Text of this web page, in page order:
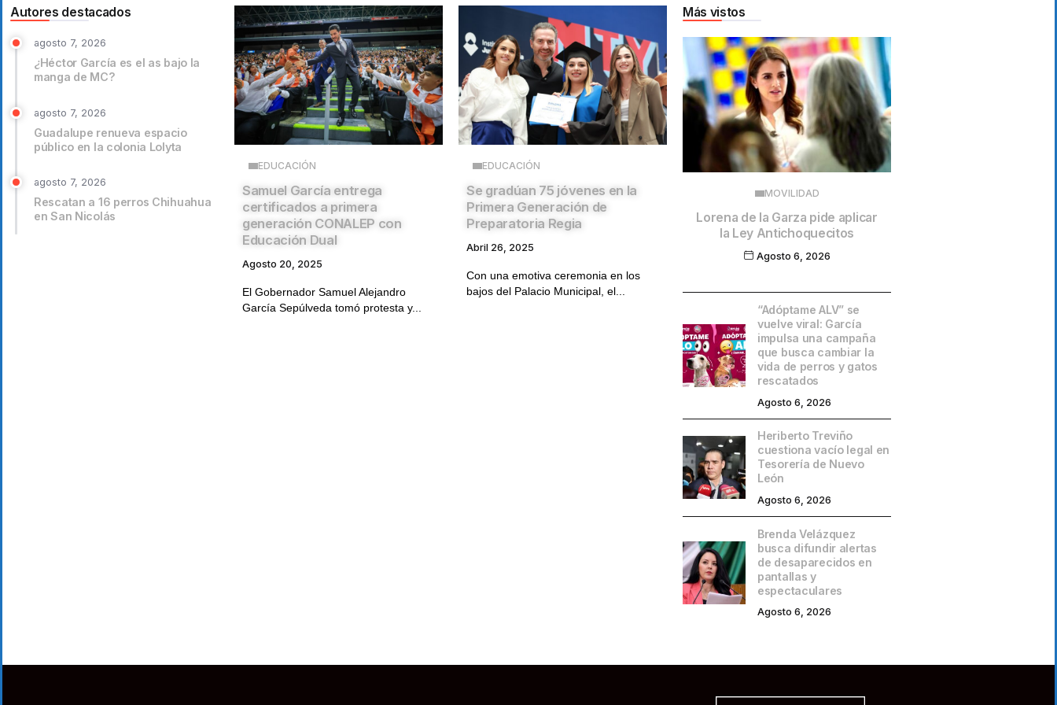
Autores destacados
agosto 7, 2026
¿Héctor García es el as bajo la
manga de MC?
agosto 7, 2026
Guadalupe renueva espacio
público en la colonia Lolyta
agosto 7, 2026
Rescatan a 16 perros Chihuahua
en San Nicolás
EDUCACIÓN
Samuel García entrega
certificados a primera
generación CONALEP con
Educación Dual
Agosto 20, 2025
El Gobernador Samuel Alejandro
García Sepúlveda tomó protesta y...
EDUCACIÓN
Se gradúan 75 jóvenes en la
Primera Generación de
Preparatoria Regia
Abril 26, 2025
Con una emotiva ceremonia en los
bajos del Palacio Municipal, el...
Más vistos
MOVILIDAD
Lorena de la Garza pide aplicar
la Ley Antichoquecitos
Agosto 6, 2026
“Adóptame ALV” se
vuelve viral: García
impulsa una campaña
que busca cambiar la
vida de perros y gatos
rescatados
Agosto 6, 2026
Heriberto Treviño
cuestiona vacío legal en
Tesorería de Nuevo
León
Agosto 6, 2026
Brenda Velázquez
busca difundir alertas
de desaparecidos en
pantallas y
espectaculares
Agosto 6, 2026